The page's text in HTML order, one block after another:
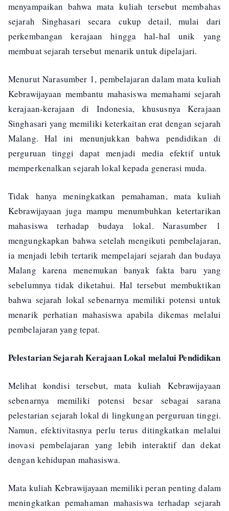
menyampaikan bahwa mata kuliah tersebut membahas
sejarah Singhasari secara cukup detail, mulai dari
perkembangan kerajaan hingga hal-hal unik yang
membuat sejarah tersebut menarik untuk dipelajari.
Menurut Narasumber 1, pembelajaran dalam mata kuliah
Kebrawijayaan membantu mahasiswa memahami sejarah
kerajaan-kerajaan di Indonesia, khususnya Kerajaan
Singhasari yang memiliki keterkaitan erat dengan sejarah
Malang. Hal ini menunjukkan bahwa pendidikan di
perguruan tinggi dapat menjadi media efektif untuk
memperkenalkan sejarah lokal kepada generasi muda.
Tidak hanya meningkatkan pemahaman, mata kuliah
Kebrawijayaan juga mampu menumbuhkan ketertarikan
mahasiswa terhadap budaya lokal. Narasumber 1
mengungkapkan bahwa setelah mengikuti pembelajaran,
ia menjadi lebih tertarik mempelajari sejarah dan budaya
Malang karena menemukan banyak fakta baru yang
sebelumnya tidak diketahui. Hal tersebut membuktikan
bahwa sejarah lokal sebenarnya memiliki potensi untuk
menarik perhatian mahasiswa apabila dikemas melalui
pembelajaran yang tepat.
Pelestarian Sejarah Kerajaan Lokal melalui Pendidikan
Melihat kondisi tersebut, mata kuliah Kebrawijayaan
sebenarnya memiliki potensi besar sebagai sarana
pelestarian sejarah lokal di lingkungan perguruan tinggi.
Namun, efektivitasnya perlu terus ditingkatkan melalui
inovasi pembelajaran yang lebih interaktif dan dekat
dengan kehidupan mahasiswa.
Mata kuliah Kebrawijayaan memiliki peran penting dalam
meningkatkan pemahaman mahasiswa terhadap sejarah